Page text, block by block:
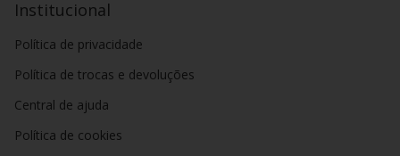
Institucional
Política de privacidade
Política de trocas e devoluções
Central de ajuda
Política de cookies